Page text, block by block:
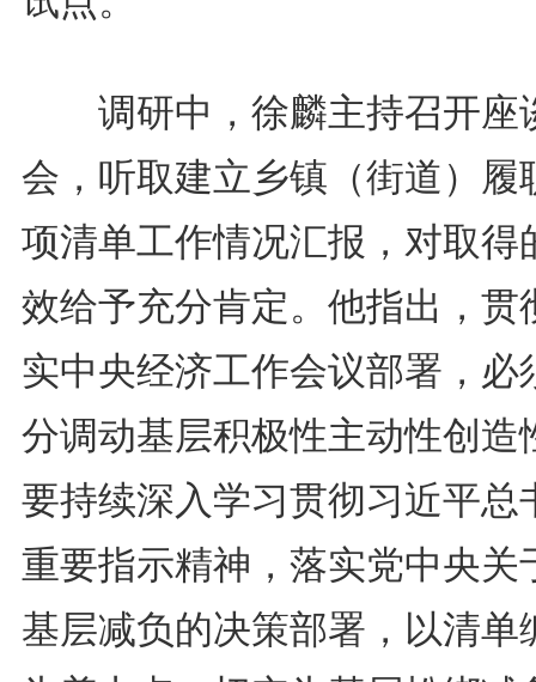
调研中，徐麟主持召开座
会，听取建立乡镇（街道）履
项清单工作情况汇报，对取得
效给予充分肯定。他指出，贯
实中央经济工作会议部署，必
分调动基层积极性主动性创造
要持续深入学习贯彻习近平总
重要指示精神，落实党中央关
基层减负的决策部署，以清单